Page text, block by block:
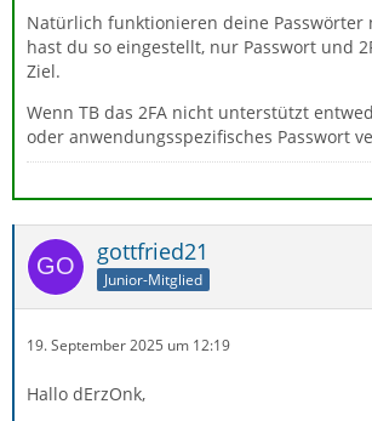
Natürlich funktionieren deine Passwörter
hast du so eingestellt, nur Passwort und
Ziel.
Wenn TB das 2FA nicht unterstützt
oder anwendungsspezifisches Passwort
gottfried21
Junior-Mitglied
19. September 2025 um 12:19
Hallo dErzOnk,